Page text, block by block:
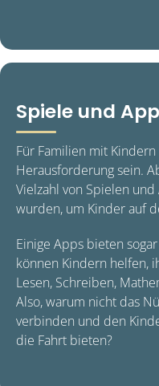
Spiele und
Für Familien mit
Herausforderung sein.
Vielzahl von Spielen
wurden, um Kinder auf
Einige Apps bieten
können Kindern helfen,
Lesen, Schreiben,
Also, warum nicht das
verbinden und den
die Fahrt bieten?